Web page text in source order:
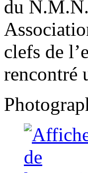
du
clefs de
rencontré